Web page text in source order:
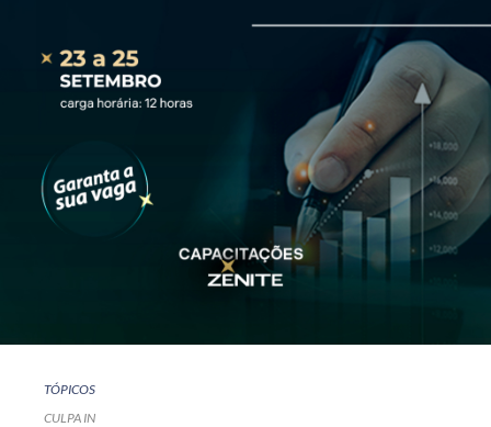
TÓPICOS
CULPA IN